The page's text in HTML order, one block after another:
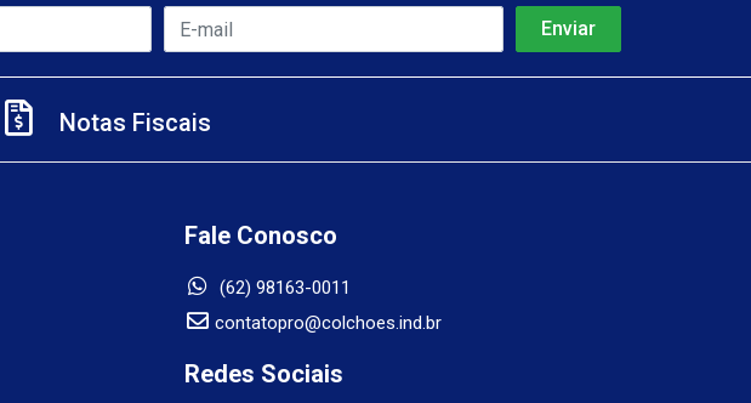
Notas Fiscais
Fale Conosco
(62) 98163-0011
contatopro@colchoes.ind.br
Redes Sociais